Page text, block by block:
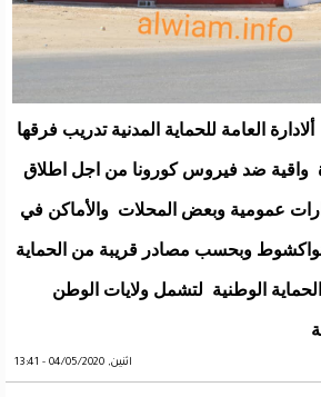
بدأت اليوم 4\ 05\ 2020 ألادارة العامة للحماية المدنية تدريب فرقها
واقية ضد فيروس كورونا من اجل اطلاق
عمومية وبعض المحلات والأماكن في
وبحسب مصادر قريبة من الحماية
الوطنية لتشمل ولايات الوطن
اثنين, 04/05/2020 - 13:41